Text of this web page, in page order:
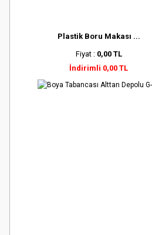
Plastik Boru Makası ...
Fiyat : 0,00 TL
İndirimli 0,00 TL